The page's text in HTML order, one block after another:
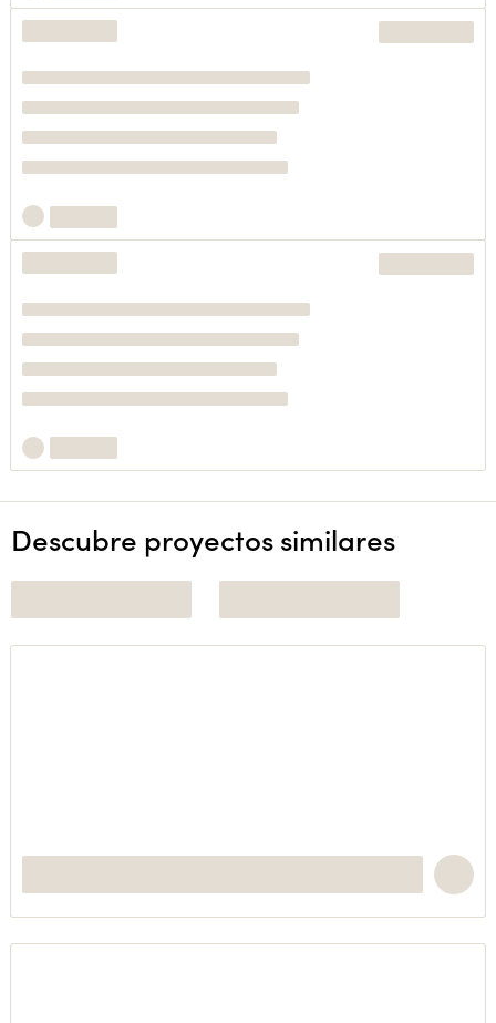
Descubre proyectos similares